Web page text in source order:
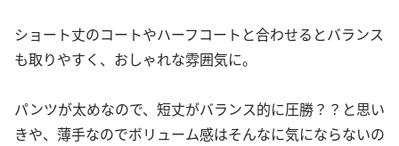
ショート丈のコートやハーフコートと合わせるとバランス
も取りやすく、おしゃれな雰囲気に。
パンツが太めなので、短丈がバランス的に圧勝？？と思い
きや、薄手なのでボリューム感はそんなに気にならないの